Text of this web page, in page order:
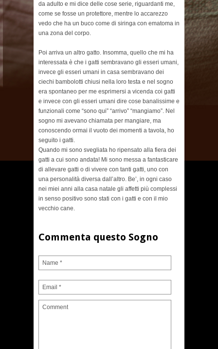
da adulto e mi dice delle cose serie, riguardanti me,
come se fosse un protettore, mentre lo accarezzo
vedo che ha un buco come di siringa con ematoma in
una zona del corpo.
Poi arriva un altro gatto. Insomma, quello che mi ha
interessata è che i gatti sembravano gli esseri umani,
invece gli esseri umani in casa sembravano dei
ciechi bambolotti chiusi nella loro testa e nel sogno
era spontaneo per me esprimersi a vicenda coi gatti
e invece con gli esseri umani dire cose banalissime e
funzionali come “sono qui” “arrivo” “mangiamo”. Nel
sogno mi avevano chiamata per mangiare, ma
conoscendo ormai il vuoto dei momenti a tavola, ho
seguito i gatti.
Quando mi sono svegliata ho ripensato alla fiera dei
gatti a cui sono andata! Mi sono messa a fantasticare
di allevare gatti o di vivere con tanti gatti, uno con
una personalità diversa dall’altro. Be’, in ogni caso
nei miei anni alla casa natale gli affetti più complessi
in senso positivo sono stati con i gatti e con il mio
vecchio cane.
Commenta questo Sogno